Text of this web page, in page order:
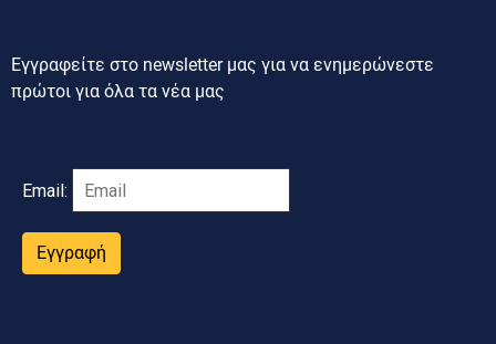
Εγγραφείτε στο newsletter μας για να ενημερώνεστε
πρώτοι για όλα τα νέα μας
Email:
Εγγραφή